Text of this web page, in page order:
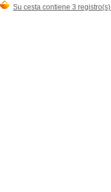
Su cesta contiene 3